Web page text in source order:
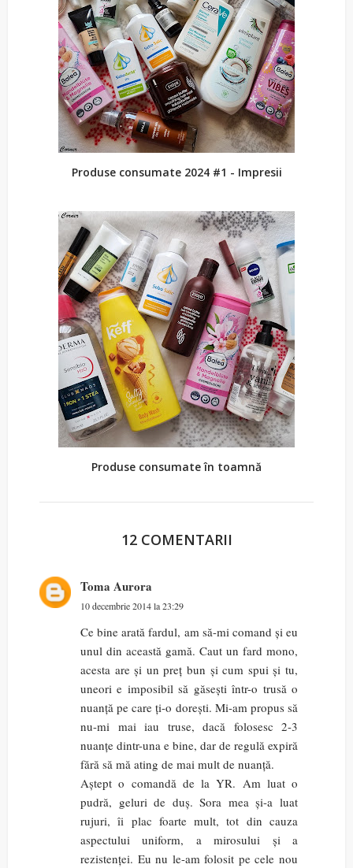
Produse consumate 2024 #1 - Impresii
Produse consumate în toamnă
12 COMENTARII
Toma Aurora
10 decembrie 2014 la 23:29
Ce bine arată fardul, am să-mi comand și eu
unul din această gamă. Caut un fard mono,
acesta are și un preț bun și cum spui și tu,
uneori e imposibil să găsești într-o trusă o
nuanță pe care ți-o dorești. Mi-am propus să
nu-mi mai iau truse, dacă folosesc 2-3
nuanțe dintr-una e bine, dar de regulă expiră
fără să mă ating de mai mult de nuanță.
Aștept o comandă de la YR. Am luat o
pudră, geluri de duș. Sora mea și-a luat
rujuri, îi plac foarte mult, tot din cauza
aspectului uniform, a mirosului și a
rezistenței. Eu nu le-am folosit pe cele nou